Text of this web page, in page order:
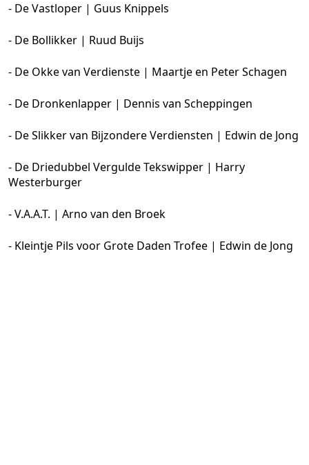
- De Vastloper | Guus Knippels
- De Bollikker | Ruud Buijs
- De Okke van Verdienste | Maartje en Peter Schagen
- De Dronkenlapper | Dennis van Scheppingen
- De Slikker van Bijzondere Verdiensten | Edwin de Jong
- De Driedubbel Vergulde Tekswipper | Harry
Westerburger
- V.A.A.T. | Arno van den Broek
- Kleintje Pils voor Grote Daden Trofee | Edwin de Jong